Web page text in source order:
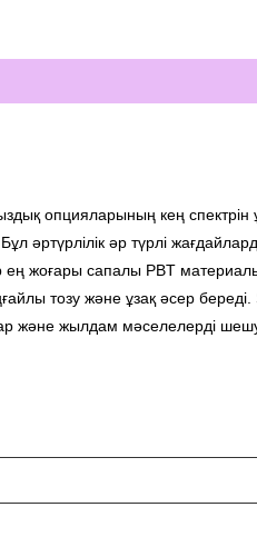
опцияларының кең
әртүрлілік әр түрлі
ең жоғары сапалы PBT
тозу және ұзақ әсер береді.
және жылдам мәселелерді